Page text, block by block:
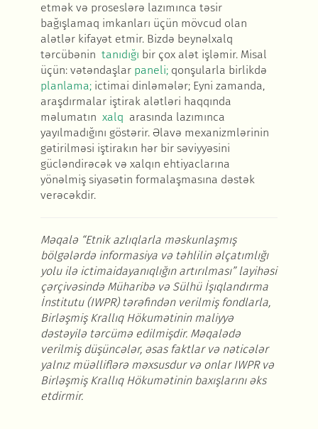
etmək və proseslərə lazımınca təsir
bağışlamaq imkanları üçün mövcud olan
alətlər kifayət etmir. Bizdə beynəlxalq
tərcübənin tanıdığı bir çox alət işləmir. Misal
üçün: vətəndaşlar paneli;qonşularla birlikdə
planlama;ictimai dinləmələr; Eyni zamanda,
araşdırmalar iştirak alətləri haqqında
məlumatın xalq arasında lazımınca
yayılmadığını göstərir. Əlavə mexanizmlərinin
gətirilməsi iştirakın hər bir səviyyəsini
gücləndirəcək və xalqın ehtiyaclarına
yönəlmiş siyasətin formalaşmasına dəstək
verəcəkdir.
Məqalə “Etnik azlıqlarla məskunlaşmış
bölgələrdə informasiya və təhlilin əlçatımlığı
yolu ilə ictimaidayanıqlığın artırılması” layihəsi
çərçivəsində Müharibə və Sülhü İşıqlandırma
İnstitutu (IWPR) tərəfindən verilmiş fondlarla,
Birləşmiş Krallıq Hökumətinin maliyyə
dəstəyilə tərcümə edilmişdir. Məqalədə
verilmiş düşüncələr, əsas faktlarvə nəticələr
yalnız müəlliflərə məxsusdur və onlar IWPR və
Birləşmiş Krallıq Hökumətinin baxışlarını əks
etdirmir.